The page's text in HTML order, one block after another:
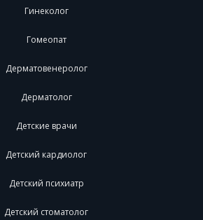
Гинеколог
Гомеопат
Дерматовенеролог
Дерматолог
Детские врачи
Детский кардиолог
Детский психиатр
Детский стоматолог